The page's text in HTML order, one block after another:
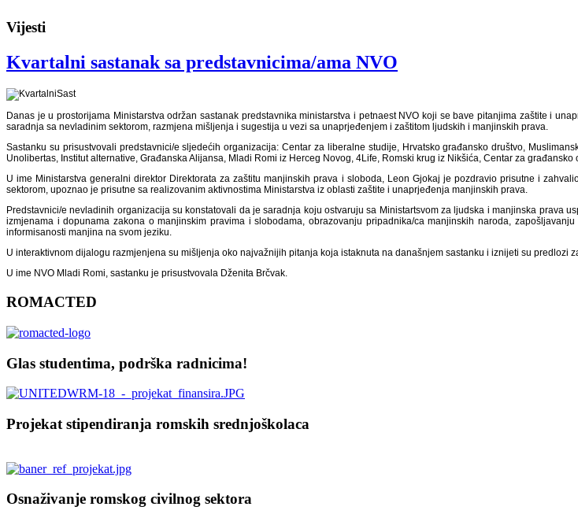
Vijesti
Kvartalni sastanak sa predstavnicima/ama NVO
Danas je u prostorijama Ministarstva održan sastanak predstavnika ministarstva i petnaest NVO koji se bave pitanjima zaštite i
saradnja sa nevladinim sektorom, razmjena mišljenja i sugestija u vezi sa unaprjeđenjem i zaštitom ljudskih i manjinskih prava.
Sastanku su prisustvovali predstavnici/e sljedećih organizacija: Centar za liberalne studije, Hrvatsko građansko društvo,
Unolibertas, Institut alternative, Građanska Alijansa, Mladi Romi iz Herceg Novog, 4Life, Romski krug iz Nikšića, Centar za
U ime Ministarstva generalni direktor Direktorata za zaštitu manjinskih prava i sloboda, Leon Gjokaj je pozdravio prisutne i
sektorom, upoznao je prisutne sa realizovanim aktivnostima Ministarstva iz oblasti zaštite i unaprjeđenja manjinskih prava.
Predstavnici/e nevladinih organizacija su konstatovali da je saradnja koju ostvaruju sa Ministartsvom za ljudska i manjinska prava
izmjenama i dopunama zakona o manjinskim pravima i slobodama, obrazovanju pripadnika/ca manjinskih naroda,
informisanosti manjina na svom jeziku.
U interaktivnom dijalogu razmjenjena su mišljenja oko najvažnijih pitanja koja istaknuta na današnjem sastanku i iznijeti su predlozi
U ime NVO Mladi Romi, sastanku je prisustvovala Dženita Brčvak.
ROMACTED
Glas studentima, podrška radnicima!
Projekat stipendiranja romskih srednjoškolaca
Osnaživanje romskog civilnog sektora